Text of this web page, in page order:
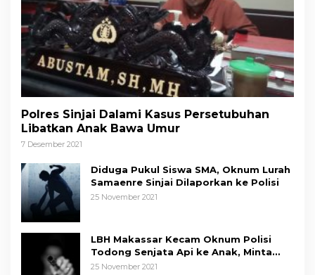
Polres Sinjai Dalami Kasus Persetubuhan
Libatkan Anak Bawa Umur
7 Desember 2021
Diduga Pukul Siswa SMA, Oknum Lurah
Samaenre Sinjai Dilaporkan ke Polisi
25 November 2021
LBH Makassar Kecam Oknum Polisi
Todong Senjata Api ke Anak, Minta
Kapolda Sulsel Tindak Tegas
25 November 2021